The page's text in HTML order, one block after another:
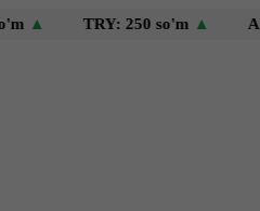
TRY: 250 so'm▲ AED: